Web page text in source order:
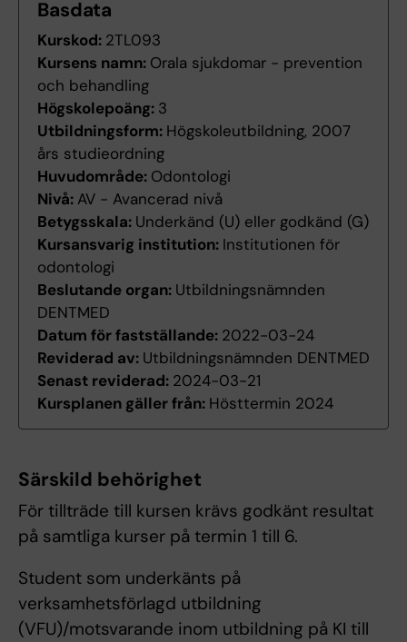
Basdata
Kurskod: 2TL093
Kursens namn: Orala sjukdomar - prevention
och behandling
Högskolepoäng: 3
Utbildningsform: Högskoleutbildning, 2007
års studieordning
Huvudområde: Odontologi
Nivå: AV - Avancerad nivå
Betygsskala: Underkänd (U) eller godkänd (G)
Kursansvarig institution: Institutionen för
odontologi
Beslutande organ: Utbildningsnämnden
DENTMED
Datum för fastställande: 2022-03-24
Reviderad av: Utbildningsnämnden DENTMED
Senast reviderad: 2024-03-21
Kursplanen gäller från: Hösttermin 2024
Särskild behörighet
För tillträde till kursen krävs godkänt resultat
på samtliga kurser på termin 1 till 6.
Student som underkänts på
verksamhetsförlagd utbildning
(VFU)/motsvarande inom utbildning på KI till